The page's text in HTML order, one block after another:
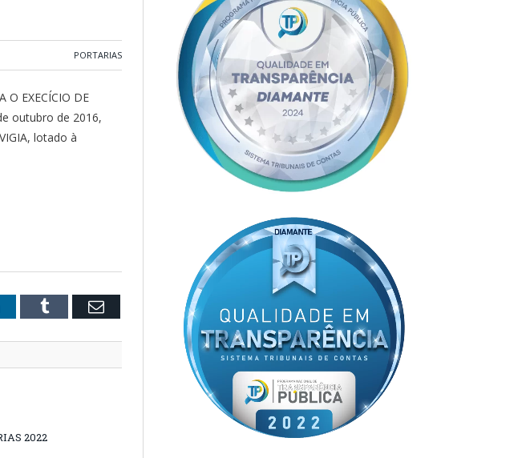
PORTARIAS
O EXECÍCIO DE
outubro de 2016,
lotado à
Tumblr Email
2022